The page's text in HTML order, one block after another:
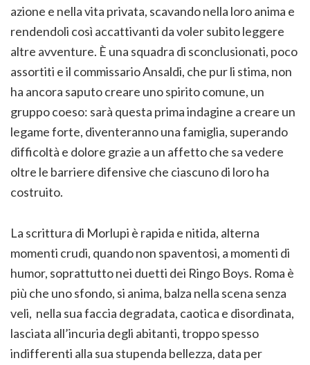
azione e nella vita privata, scavando nella loro anima e
rendendoli così accattivanti da voler subito leggere
altre avventure. È una squadra di sconclusionati, poco
assortiti e il commissario Ansaldi, che pur li stima, non
ha ancora saputo creare uno spirito comune, un
gruppo coeso: sarà questa prima indagine a creare un
legame forte, diventeranno una famiglia, superando
difficoltà e dolore grazie a un affetto che sa vedere
oltre le barriere difensive che ciascuno di loro ha
costruito.
La scrittura di Morlupi è rapida e nitida, alterna
momenti crudi, quando non spaventosi, a momenti di
humor, soprattutto nei duetti dei Ringo Boys. Roma è
più che uno sfondo, si anima, balza nella scena senza
veli, nella sua faccia degradata, caotica e disordinata,
lasciata all’incuria degli abitanti, troppo spesso
indifferenti alla sua stupenda bellezza, data per